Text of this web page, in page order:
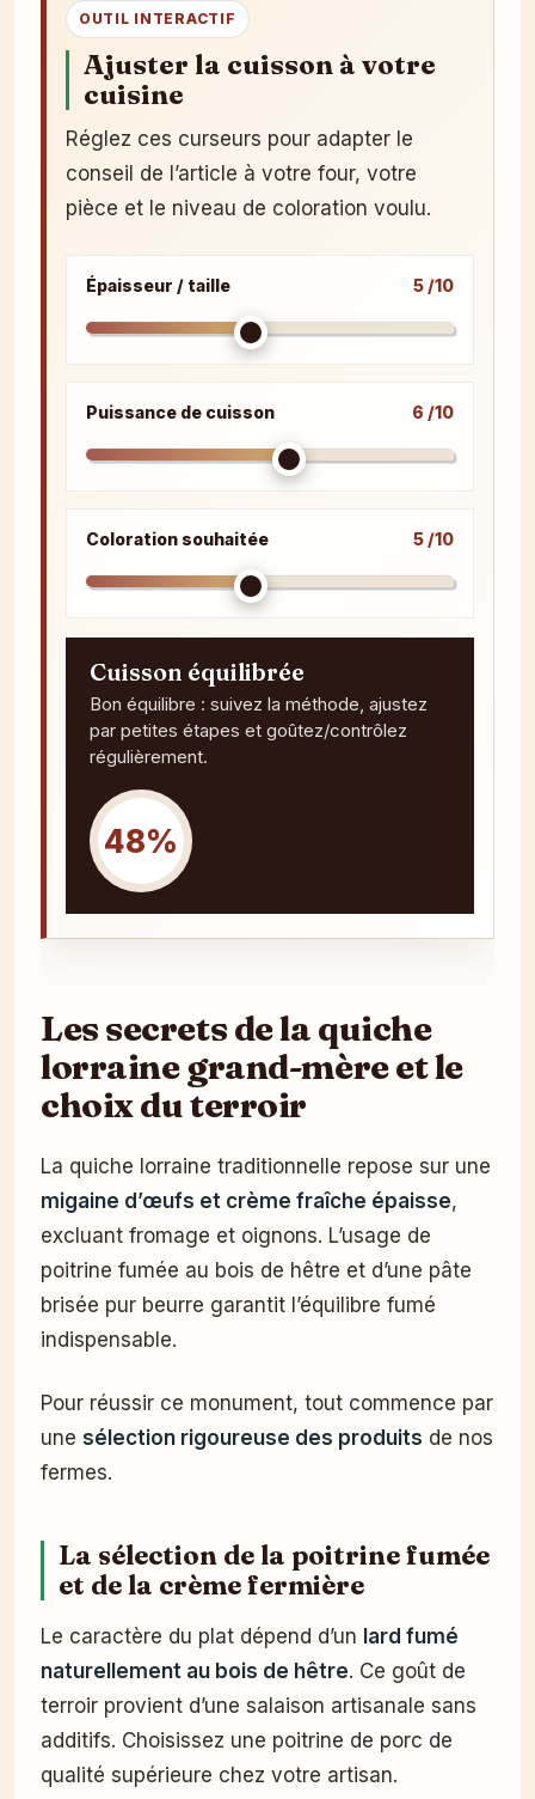
OUTIL INTERACTIF
Ajuster la cuisson à votre
cuisine
Réglez ces curseurs pour adapter le
conseil de l’article à votre four, votre
pièce et le niveau de coloration voulu.
Épaisseur / taille 5 /10
Puissance de cuisson 6 /10
Coloration souhaitée 5 /10
Cuisson équilibrée
Bon équilibre : suivez la méthode, ajustez
par petites étapes et goûtez/contrôlez
régulièrement.
48%
Les secrets de la quiche
lorraine grand-mère et le
choix du terroir
La quiche lorraine traditionnelle repose sur une
migaine d’œufs et crème fraîche épaisse,
excluant fromage et oignons. L’usage de
poitrine fumée au bois de hêtre et d’une pâte
brisée pur beurre garantit l’équilibre fumé
indispensable.
Pour réussir ce monument, tout commence par
une sélection rigoureuse des produits de nos
fermes.
La sélection de la poitrine fumée
et de la crème fermière
Le caractère du plat dépend d’un lard fumé
naturellement au bois de hêtre. Ce goût de
terroir provient d’une salaison artisanale sans
additifs. Choisissez une poitrine de porc de
qualité supérieure chez votre artisan.